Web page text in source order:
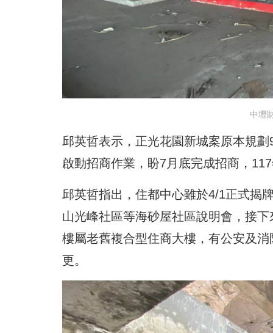
中壢
邱英哲表示，正光花園新城案原本規
啟動招商作業，盼7月底完成招商，
邱英哲指出，住都中心雖於4/1正式揭
山光峰社區等海砂屋社區說明會，接
樓屬老舊複合型住商大樓，有公安及
更。